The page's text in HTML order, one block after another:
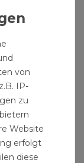
von
IP-
zu
Website
erfolgt
diese